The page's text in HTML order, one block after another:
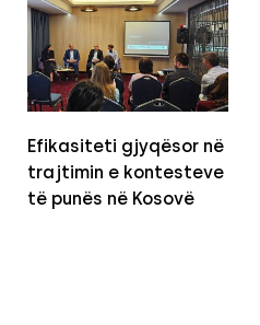
Efikasiteti gjyqësor në
trajtimin e kontesteve
të punës në Kosovë